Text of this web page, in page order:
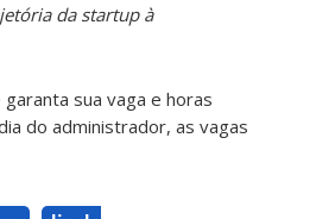
da startup à
garanta sua vaga e horas
do administrador, as vagas